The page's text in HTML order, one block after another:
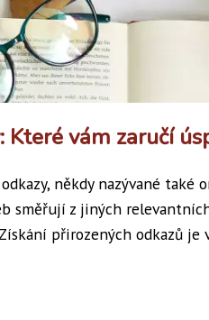
Které vám zaručí
někdy nazývané také
směřují z jiných
přirozených odkazů je